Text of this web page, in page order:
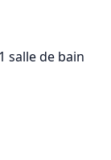
1 salle de bain